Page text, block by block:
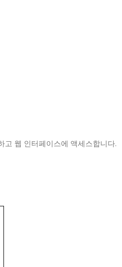
고 웹 인터페이스에 액세스합니다.